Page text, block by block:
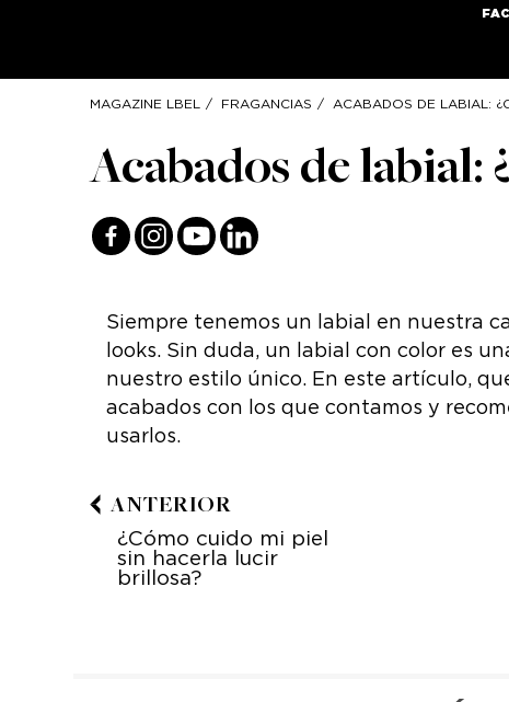
MAGAZINE LBEL / FRAGANCIAS / ACABADOS DE LABIAL:
Acabados de labial:
Siempre tenemos un labial en nuestra
looks. Sin duda, un labial con color es
nuestro estilo único. En este artículo,
acabados con los que contamos y
usarlos.
ANTERIOR
¿Cómo cuido mi piel
sin hacerla lucir
brillosa?